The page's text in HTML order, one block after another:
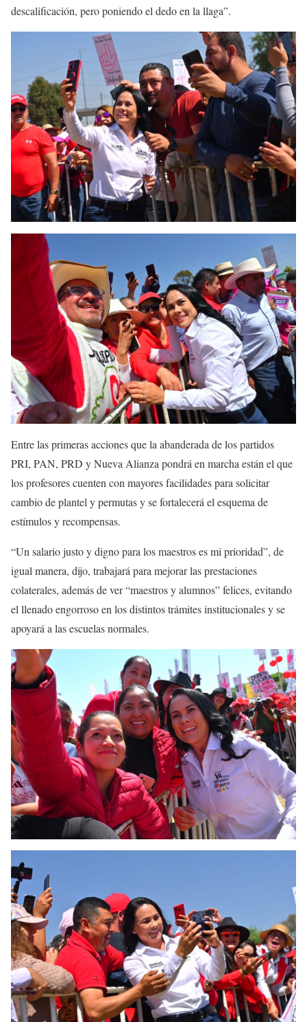
descalificación, pero poniendo el dedo en la llaga”.
Entre las primeras acciones que la abanderada de los partidos
PRI, PAN, PRD y Nueva Alianza pondrá en marcha están el que
los profesores cuenten con mayores facilidades para solicitar
cambio de plantel y permutas y se fortalecerá el esquema de
estímulos y recompensas.
“Un salario justo y digno para los maestros es mi prioridad”, de
igual manera, dijo, trabajará para mejorar las prestaciones
colaterales, además de ver “maestros y alumnos” felices, evitando
el llenado engorroso en los distintos trámites institucionales y se
apoyará a las escuelas normales.